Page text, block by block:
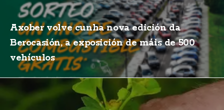
Axober volve cunha nova edición da
Berocasión, a exposición de máis de 500
vehículos